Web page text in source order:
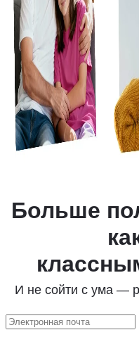
Больше
И не сойти с ума —